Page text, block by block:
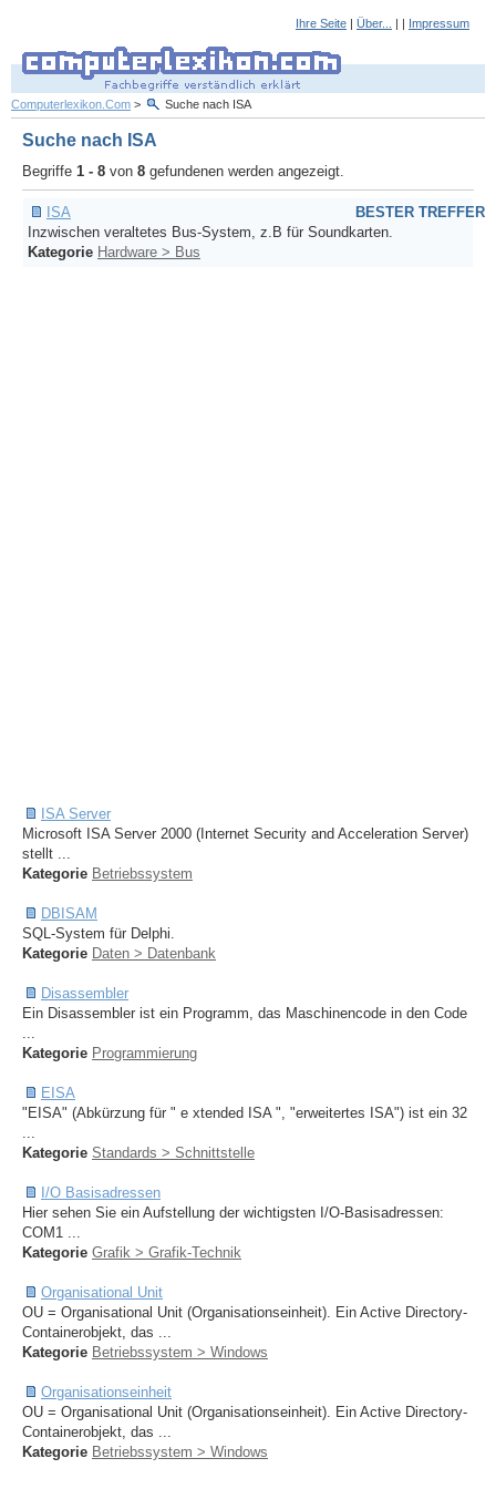
Ihre Seite | Über... | | Impressum
Computerlexikon.Com > Suche nach ISA
Suche nach ISA
Begriffe 1 - 8 von 8 gefundenen werden angezeigt.
BESTER TREFFER
ISA
Inzwischen veraltetes Bus-System, z.B für Soundkarten.
Kategorie Hardware > Bus
ISA Server
Microsoft ISA Server 2000 (Internet Security and Acceleration Server)
stellt ...
Kategorie Betriebssystem
DBISAM
SQL-System für Delphi.
Kategorie Daten > Datenbank
Disassembler
Ein Disassembler ist ein Programm, das Maschinencode in den Code
...
Kategorie Programmierung
EISA
"EISA" (Abkürzung für " e xtended ISA ", "erweitertes ISA") ist ein 32
...
Kategorie Standards > Schnittstelle
I/O Basisadressen
Hier sehen Sie ein Aufstellung der wichtigsten I/O-Basisadressen:
COM1 ...
Kategorie Grafik > Grafik-Technik
Organisational Unit
OU = Organisational Unit (Organisationseinheit). Ein Active Directory-
Containerobjekt, das ...
Kategorie Betriebssystem > Windows
Organisationseinheit
OU = Organisational Unit (Organisationseinheit). Ein Active Directory-
Containerobjekt, das ...
Kategorie Betriebssystem > Windows